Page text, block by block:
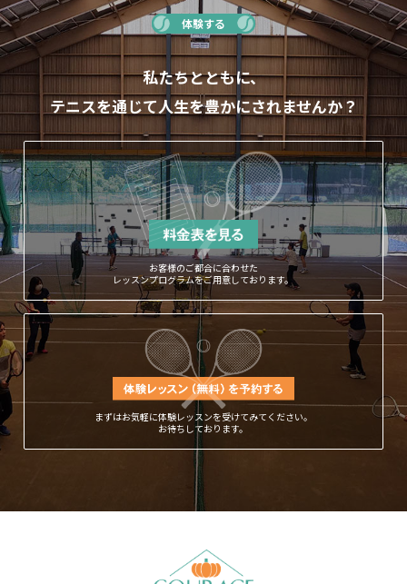
体験する
私たちとともに、
テニスを通じて人生を豊かにされませんか？
お客様のご都合に合わせた
レッスンプログラムをご用意しております。
まずはお気軽に体験レッスンを受けてみてください。
お待ちしております。